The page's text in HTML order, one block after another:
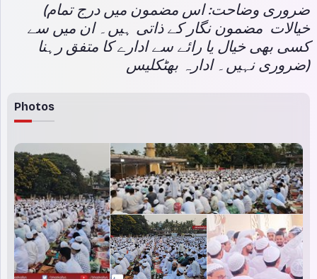
(ضروری وضاحت: اس مضمون میں درج تمام
خیالات مضمون نگار کے ذاتی ہیں۔ ان میں سے
کسی بھی خیال یا رائے سے ادارے کا متفق رہنا
ضروری نہیں۔ ادارہ بھٹکلیس)
Photos